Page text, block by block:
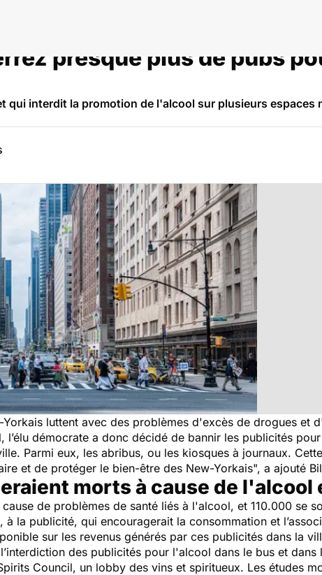
presque plus de pubs
qui interdit la promotion de l'alcool sur plusieurs
luttent avec des problèmes d'excès de drogues et
l’élu démocrate a donc décidé de bannir les publicités
Parmi eux, les abribus, ou les kiosques à journaux.
et de protéger le bien-être des New-Yorkais", a ajouté
morts à cause de l'alcool
de problèmes de santé liés à l'alcool, et 110.000 se
à la publicité, qui encouragerait la consommation et
sur les revenus générés par ces publicités dans la
des publicités pour l'alcool dans le bus et dans
Council, un lobby des vins et spiritueux. Les études